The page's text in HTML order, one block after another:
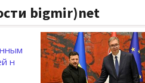
bigmir)net